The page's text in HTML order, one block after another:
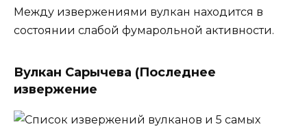
Между извержениями вулкан находится в
состоянии слабой фумарольной активности.
Вулкан Сарычева (Последнее
извержение